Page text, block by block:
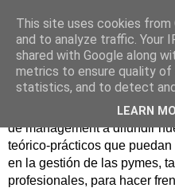
Nuevo
Libro
Nace con la misión de
de management a difundir
teórico-prácticos que
en la gestión de las pymes,
profesionales, para hacer
This site uses cookies
and to analyze traffic. Your
shared with Google along
metrics to ensure quality of
statistics, and to detect
LEARN